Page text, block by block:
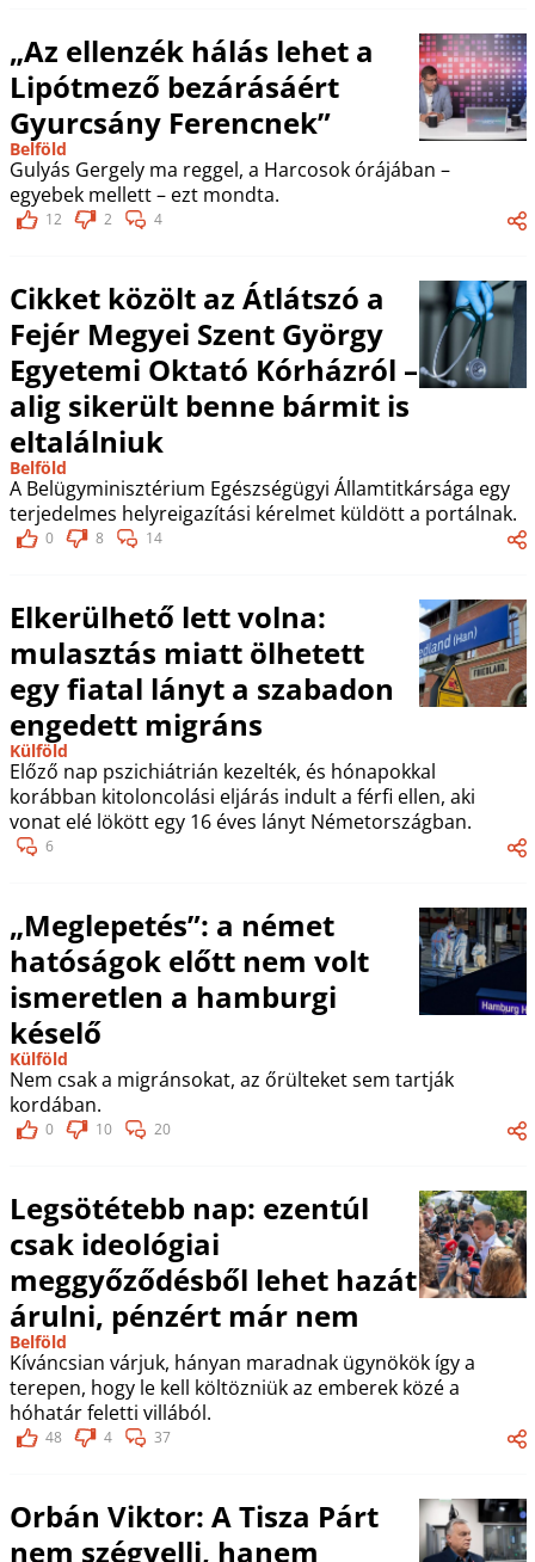
„Az ellenzék hálás lehet a
Lipótmező bezárásáért
Gyurcsány Ferencnek”
Belföld
Gulyás Gergely ma reggel, a Harcosok órájában –
egyebek mellett – ezt mondta.
12 2 4
Cikket közölt az Átlátszó a
Fejér Megyei Szent György
Egyetemi Oktató Kórházról –
alig sikerült benne bármit is
eltalálniuk
Belföld
A Belügyminisztérium Egészségügyi Államtitkársága egy
terjedelmes helyreigazítási kérelmet küldött a portálnak.
0 8 14
Elkerülhető lett volna:
mulasztás miatt ölhetett
egy fiatal lányt a szabadon
engedett migráns
Külföld
Előző nap pszichiátrián kezelték, és hónapokkal
korábban kitoloncolási eljárás indult a férfi ellen, aki
vonat elé lökött egy 16 éves lányt Németországban.
6
„Meglepetés”: a német
hatóságok előtt nem volt
ismeretlen a hamburgi
késelő
Külföld
Nem csak a migránsokat, az őrülteket sem tartják
kordában.
0 10 20
Legsötétebb nap: ezentúl
csak ideológiai
meggyőződésből lehet hazát
árulni, pénzért már nem
Belföld
Kíváncsian várjuk, hányan maradnak ügynökök így a
terepen, hogy le kell költözniük az emberek közé a
hóhatár feletti villából.
48 4 37
Orbán Viktor: A Tisza Párt
nem szégyelli, hanem